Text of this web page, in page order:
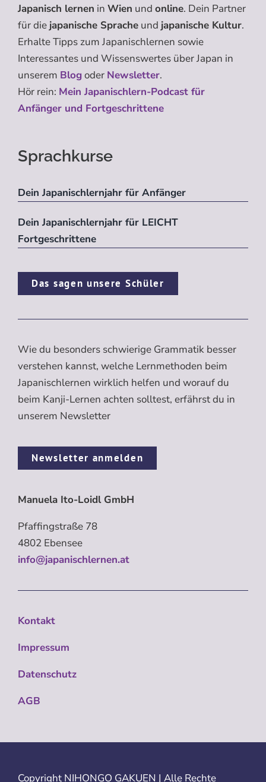
Japanisch lernen in Wien und online. Dein Partner
für die japanische Sprache und japanische Kultur.
Erhalte Tipps zum Japanischlernen sowie
Interessantes und Wissenswertes über Japan in
unserem Blogoder Newsletter.
Hör rein: Mein Japanischlern-Podcast für
Anfänger und Fortgeschrittene
Sprachkurse
Dein Japanischlernjahr für Anfänger
Dein Japanischlernjahr für LEICHT
Fortgeschrittene
Das sagen unsere Schüler
Wie du besonders schwierige Grammatik besser
verstehen kannst, welche Lernmethoden beim
Japanischlernen wirklich helfen und worauf du
beim Kanji-Lernen achten solltest, erfährst du in
unserem Newsletter
Newsletter anmelden
Manuela Ito-Loidl GmbH
Pfaffingstraße 78
4802 Ebensee
info@japanischlernen.at
Kontakt
Impressum
Datenschutz
AGB
Copyright NIHONGO GAKUEN | Alle Rechte